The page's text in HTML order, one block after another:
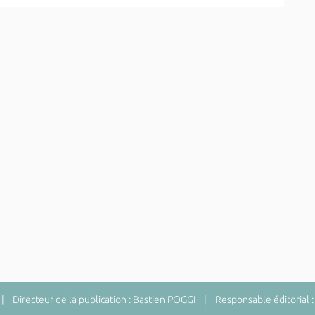
Directeur de la publication : Bastien POGGI | Responsable éditorial :